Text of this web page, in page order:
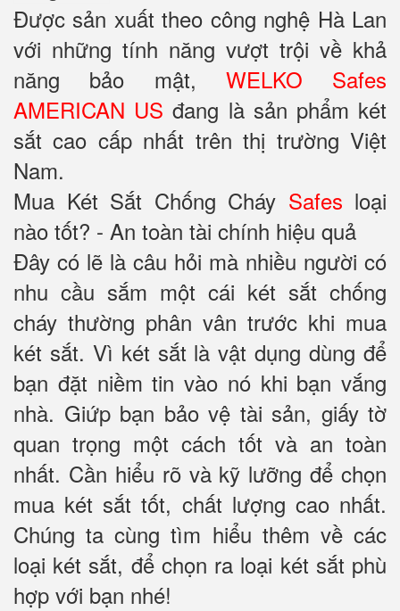
Được sản xuất theo công nghệ Hà Lan
với những tính năng vượt trội về khả
năng bảo mật, WELKO Safes
AMERICAN US đang là sản phẩm két
sắt cao cấp nhất trên thị trường Việt
Nam.
Mua Két Sắt Chống Cháy Safes loại
nào tốt? - An toàn tài chính hiệu quả
Đây có lẽ là câu hỏi mà nhiều người có
nhu cầu sắm một cái két sắt chống
cháy thường phân vân trước khi mua
két sắt. Vì két sắt là vật dụng dùng để
bạn đặt niềm tin vào nó khi bạn vắng
nhà. Giứp bạn bảo vệ tài sản, giấy tờ
quan trọng một cách tốt và an toàn
nhất. Cần hiểu rõ và kỹ lưỡng để chọn
mua két sắt tốt, chất lượng cao nhất.
Chúng ta cùng tìm hiểu thêm về các
loại két sắt, để chọn ra loại két sắt phù
hợp với bạn nhé!